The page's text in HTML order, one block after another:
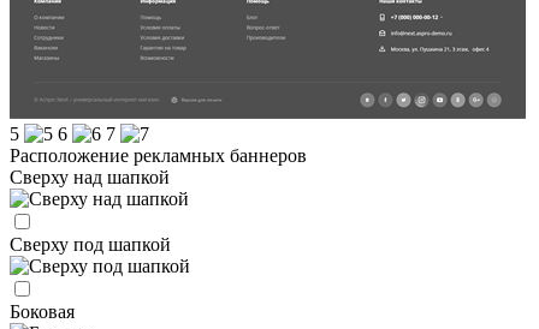
5 6
7
Расположение рекламных баннеров
Сверху над шапкой
Сверху под шапкой
Боковая